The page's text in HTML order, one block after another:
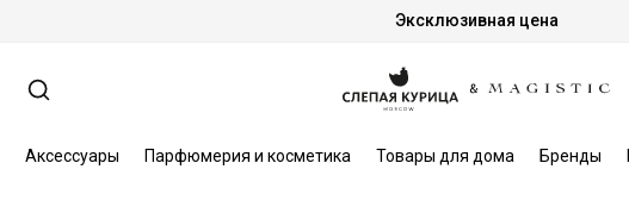
Эксклюзивная цена
Аксессуары Парфюмерия и косметика Товары для дома Бренды